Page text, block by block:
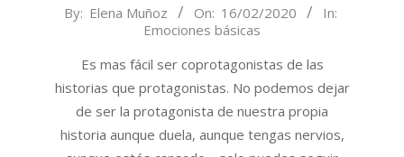
2020-
By: Elena Muñoz On: 16/02/2020
In:
Emociones básicas
Es mas fácil ser coprotagonistas de las
historias que protagonistas. No podemos dejar
de ser la protagonista de nuestra propia
historia aunque duela, aunque tengas nervios,